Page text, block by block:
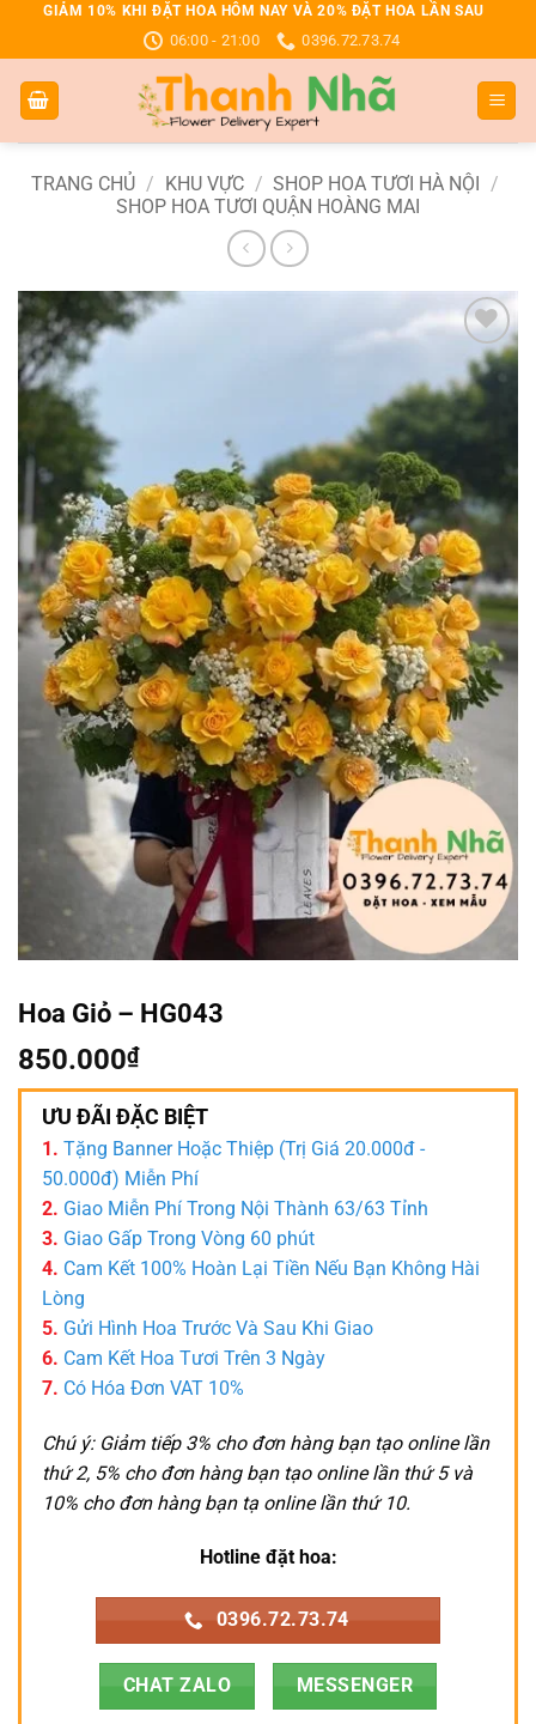
dung
GIẢM 10% KHI ĐẶT HOA HÔM NAY VÀ 20% ĐẶT HOA LẦN SAU
06:00 - 21:00 0396.72.73.74
TRANG CHỦ / KHU VỰC / SHOP HOA TƯƠI HÀ NỘI /
SHOP HOA TƯƠI QUẬN HOÀNG MAI
Add to
wishlist
Hoa Giỏ – HG043
850.000₫
ƯU ĐÃI ĐẶC BIỆT
1. Tặng Banner Hoặc Thiệp (Trị Giá 20.000đ -
50.000đ) Miễn Phí
2. Giao Miễn Phí Trong Nội Thành 63/63 Tỉnh
3. Giao Gấp Trong Vòng 60 phút
4. Cam Kết 100% Hoàn Lại Tiền Nếu Bạn Không Hài
Lòng
5. Gửi Hình Hoa Trước Và Sau Khi Giao
6. Cam Kết Hoa Tươi Trên 3 Ngày
7. Có Hóa Đơn VAT 10%
Chú ý: Giảm tiếp 3% cho đơn hàng bạn tạo online lần
thứ 2, 5% cho đơn hàng bạn tạo online lần thứ 5 và
10% cho đơn hàng bạn tạ online lần thứ 10.
Hotline đặt hoa:
0396.72.73.74
CHAT ZALO MESSENGER